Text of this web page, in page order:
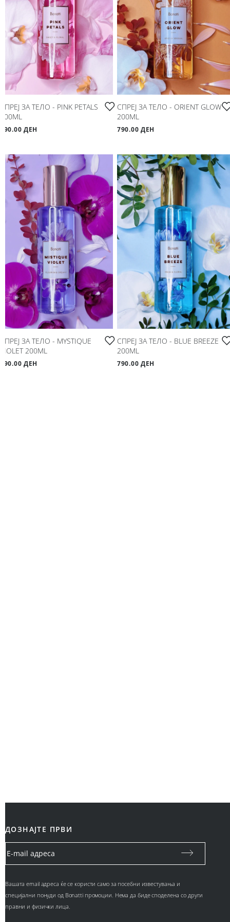
Спорт
Аксесоари
Папучи и чизми за дома
Мое корисничко име/лозинка/налог
Следете не
Следете не
СПРЕЈ ЗА ТЕЛО - PINK PETALS
200ML
790.00 ДЕН
СПРЕЈ ЗА ТЕЛО - ORIENT GLOW
200ML
790.00 ДЕН
СПРЕЈ ЗА ТЕЛО - MYSTIQUE
VIOLET 200ML
790.00 ДЕН
СПРЕЈ ЗА ТЕЛО - BLUE BREEZE
200ML
790.00 ДЕН
ДОЗНАЈТЕ ПРВИ
Вашата email адреса ќе се користи само за посебни известувања и
специјални понуди од Bonatti промоции. Нема да биде споделена со други
правни и физички лица.